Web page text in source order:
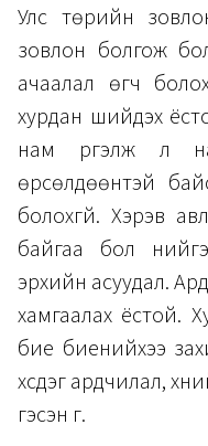
Улс төрийн
зовлон болгож
ачаалал өгч
хурдан шийдэх
нам үргэлж л
өрсөлдөөнтэй
болохгүй. Хэрэв
байгаа бол
эрхийн асуудал.
хамгаалах ёстой.
бие биенийхээ
хүсдэг ардчилал,
гэсэн үг.